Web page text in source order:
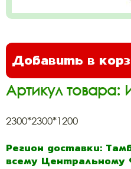
Добавить в
Артикул товара:
2300*2300*1200
Регион доставки:
всему Центральному